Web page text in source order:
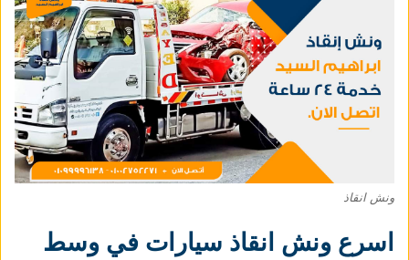
ونش انقاذ
اسرع ونش انقاذ سيارات في وسط